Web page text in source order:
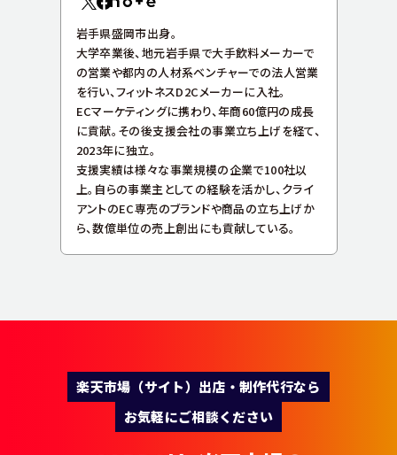
岩手県盛岡市出身。
大学卒業後、地元岩手県で大手飲料メーカーで
の営業や都内の人材系ベンチャーでの法人営業
を行い、フィットネスD2Cメーカーに入社。
ECマーケティングに携わり、年商60億円の成長
に貢献。その後支援会社の事業立ち上げを経て、
2023年に独立。
支援実績は様々な事業規模の企業で100社以
上。自らの事業主としての経験を活かし、クライ
アントのEC専売のブランドや商品の立ち上げか
ら、数億単位の売上創出にも貢献している。
楽天市場（サイト）出店・制作代行なら
お気軽にご相談ください